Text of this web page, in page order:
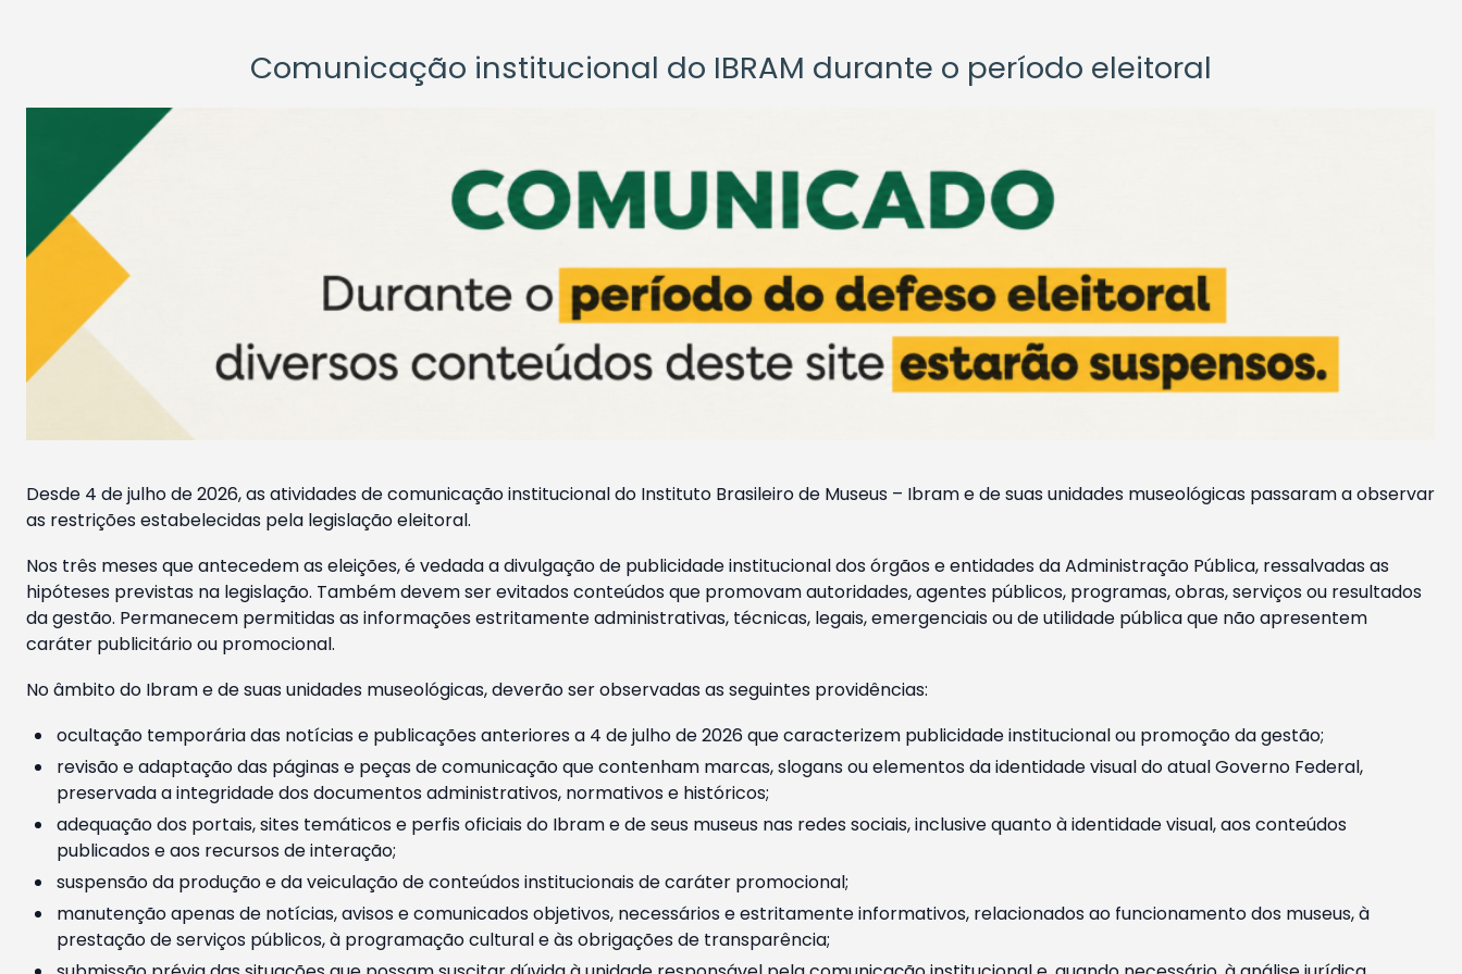
Comunicação institucional do IBRAM durante o período eleitoral
Desde 4 de julho de 2026, as atividades de comunicação institucional do Instituto Brasileiro de Museus – Ibram e de suas unidades museológicas passaram a observar
as restrições estabelecidas pela legislação eleitoral.
Nos três meses que antecedem as eleições, é vedada a divulgação de publicidade institucional dos órgãos e entidades da Administração Pública, ressalvadas as
hipóteses previstas na legislação. Também devem ser evitados conteúdos que promovam autoridades, agentes públicos, programas, obras, serviços ou resultados
da gestão. Permanecem permitidas as informações estritamente administrativas, técnicas, legais, emergenciais ou de utilidade pública que não apresentem
caráter publicitário ou promocional.
No âmbito do Ibram e de suas unidades museológicas, deverão ser observadas as seguintes providências:
ocultação temporária das notícias e publicações anteriores a 4 de julho de 2026 que caracterizem publicidade institucional ou promoção da gestão;
revisão e adaptação das páginas e peças de comunicação que contenham marcas, slogans ou elementos da identidade visual do atual Governo Federal,
preservada a integridade dos documentos administrativos, normativos e históricos;
adequação dos portais, sites temáticos e perfis oficiais do Ibram e de seus museus nas redes sociais, inclusive quanto à identidade visual, aos conteúdos
publicados e aos recursos de interação;
suspensão da produção e da veiculação de conteúdos institucionais de caráter promocional;
manutenção apenas de notícias, avisos e comunicados objetivos, necessários e estritamente informativos, relacionados ao funcionamento dos museus, à
prestação de serviços públicos, à programação cultural e às obrigações de transparência;